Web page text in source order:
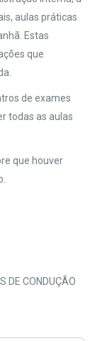
aulas práticas
Estas
que
de exames
todas as aulas
que houver
DE CONDUÇÃO